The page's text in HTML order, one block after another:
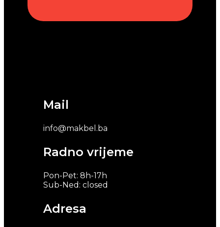
Mail
info@makbel.ba
Radno vrijeme
Pon-Pet: 8h-17h
Sub-Ned: closed
Adresa